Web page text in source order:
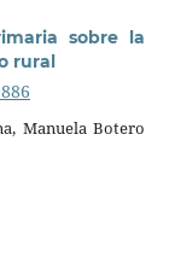
sobre la
rural
Manuela Botero